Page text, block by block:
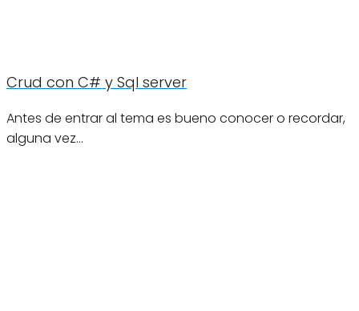
Crud con C# y Sql server
Antes de entrar al tema es bueno conocer o recordar,
alguna vez…